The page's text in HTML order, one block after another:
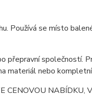
Používá se místo
přepravní společností.
materiál nebo
CENOVOU NABÍDKU,